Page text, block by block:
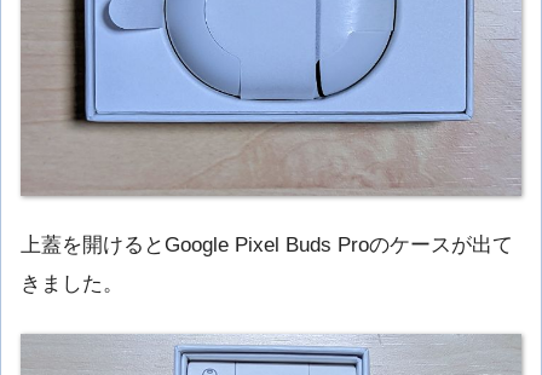
上蓋を開けるとGoogle Pixel Buds Proのケースが出て
きました。